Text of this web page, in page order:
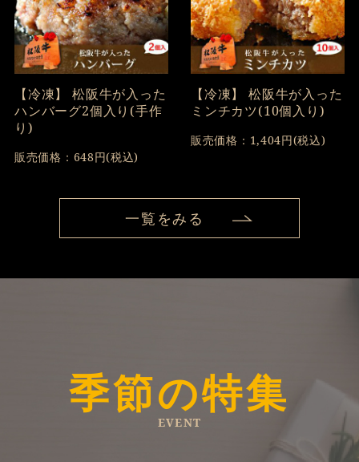
【冷凍】 松阪牛が入った
ハンバーグ2個入り(手作
り)
販売価格：648円(税込)
【冷凍】 松阪牛が入った
ミンチカツ(10個入り)
販売価格：1,404円(税込)
一覧をみる
季節の特集
EVENT